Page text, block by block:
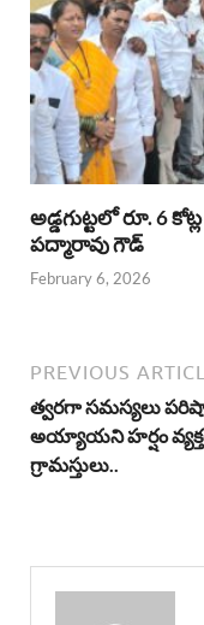
అడ్డగుట్టలో రూ. 6
పద్మారావు గౌడ్
February 6, 2026
PREVIOUS
త్వరగా సమస్యలు
అయ్యాయని హర్షం
గ్రామస్తులు..